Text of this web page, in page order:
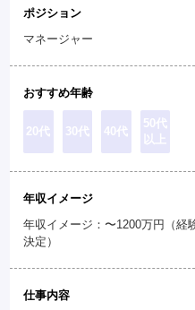
ポジション
マネージャー
おすすめ年齢
20代 30代 40代
50代
以上
年収イメージ
年収イメージ：〜1200万円（経
決定）
仕事内容